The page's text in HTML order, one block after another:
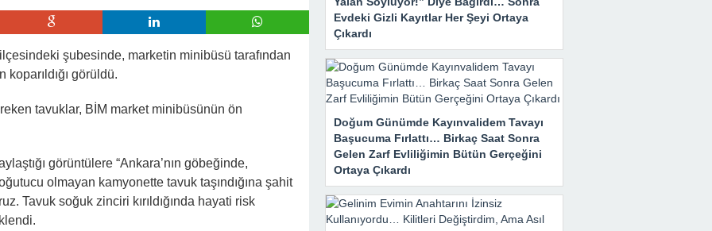
Etti, Ama Gerçek Çok Başkaydı
Yalan Söylüyor!” Diye Bağırdı… Sonra Evdeki Gizli Kayıtlar Her
şubesinde, marketin minibüsü tarafından
görüldü.
tavuklar, BİM market minibüsünün ön
görüntülere “Ankara’nın göbeğinde,
olmayan kamyonette tavuk taşındığına şahit
Tavuk soğuk zinciri kırıldığında hayati risk
Evdeki Gizli Kayıtlar Her Şeyi Ortaya
Çıkardı
Doğum Günümde Kayınvalidem Tavayı
Başucuma Fırlattı… Birkaç Saat Sonra
Gelen Zarf Evliliğimin Bütün Gerçeğini
Ortaya Çıkardı